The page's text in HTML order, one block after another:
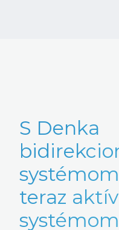
S Denka
teraz